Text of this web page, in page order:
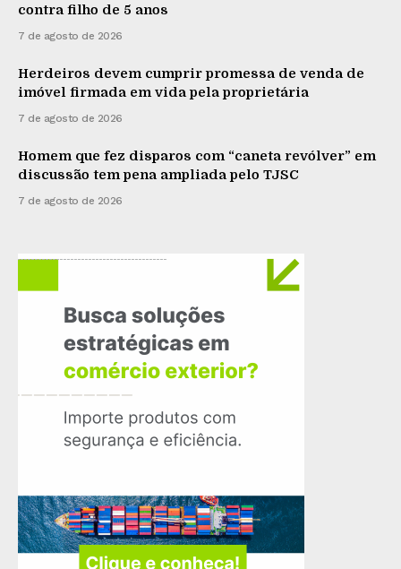
contra filho de 5 anos
7 de agosto de 2026
Herdeiros devem cumprir promessa de venda de
imóvel firmada em vida pela proprietária
7 de agosto de 2026
Homem que fez disparos com “caneta revólver” em
discussão tem pena ampliada pelo TJSC
7 de agosto de 2026